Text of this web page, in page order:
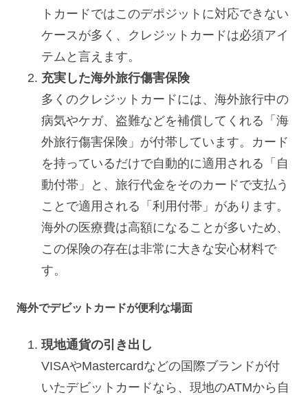
トカードではこのデポジットに対応できない
ケースが多く、クレジットカードは必須アイ
テムと言えます。
充実した海外旅行傷害保険
多くのクレジットカードには、海外旅行中の
病気やケガ、盗難などを補償してくれる「海
外旅行傷害保険」が付帯しています。カード
を持っているだけで自動的に適用される「自
動付帯」と、旅行代金をそのカードで支払う
ことで適用される「利用付帯」があります。
海外の医療費は高額になることが多いため、
この保険の存在は非常に大きな安心材料で
す。
海外でデビットカードが便利な場面
現地通貨の引き出し
VISAやMastercardなどの国際ブランドが付
いたデビットカードなら、現地のATMから自